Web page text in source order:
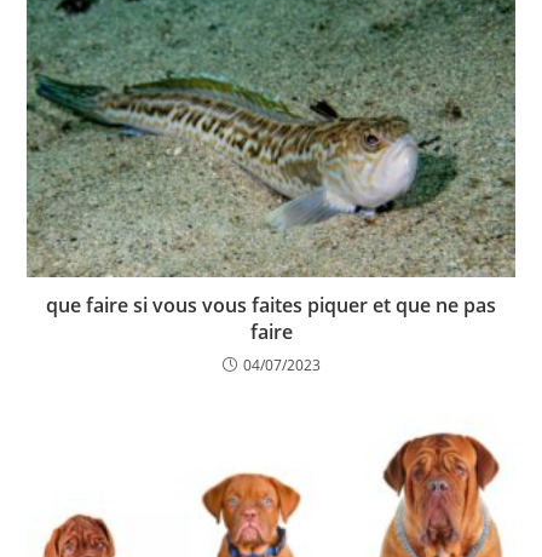
que faire si vous vous faites piquer et que ne pas
faire
04/07/2023